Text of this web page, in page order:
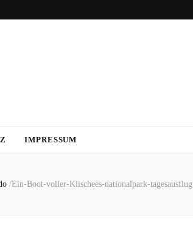
IMPRESSUM
/Ein-Boot-voller-Klischees-nationalpark-tagesausflug